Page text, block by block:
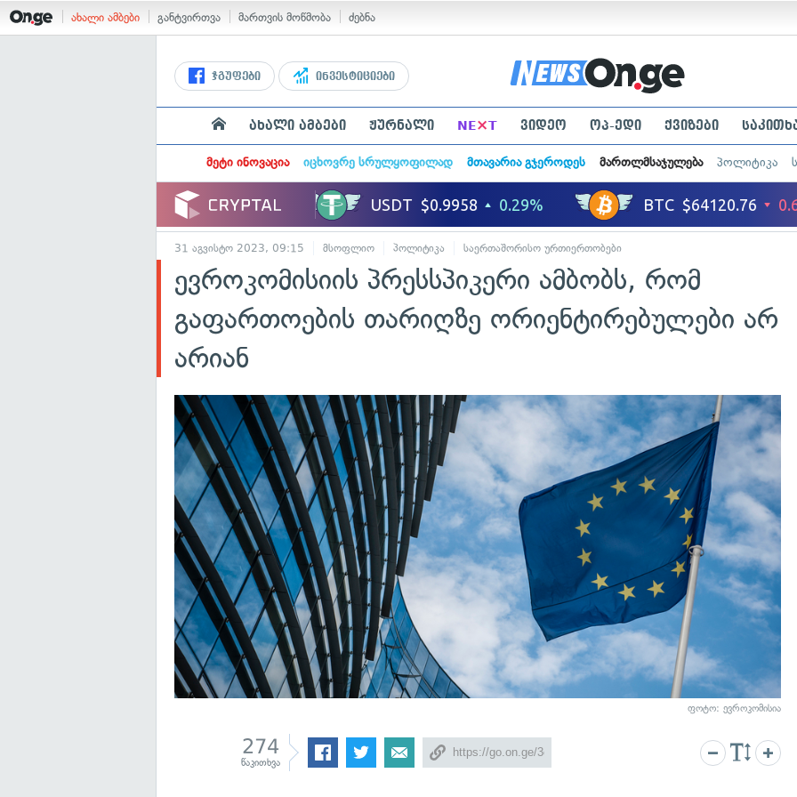
ახალი ამბები განტვირთვა მართვის მოწმობა ძებნა
ჯგუფები ინვესტიციები
ახალი ამბები ჟურნალი NE×T ვიდეო ოპ-ედი ქვიზები
მეტი ინოვაცია იცხოვრე სრულყოფილად მთავარია გჯეროდეს მართლმსაჯულება პოლიტიკა
31 აგვისტო 2023, 09:15 მსოფლიო პოლიტიკა საერთაშორისო ურთიერთობები
ევროკომისიის პრესსპიკერი ამბობს, რომ
გაფართოების თარიღზე ორიენტირებულები არ
არიან
ფოტო: ევროკომისია
274
წაკითხვა